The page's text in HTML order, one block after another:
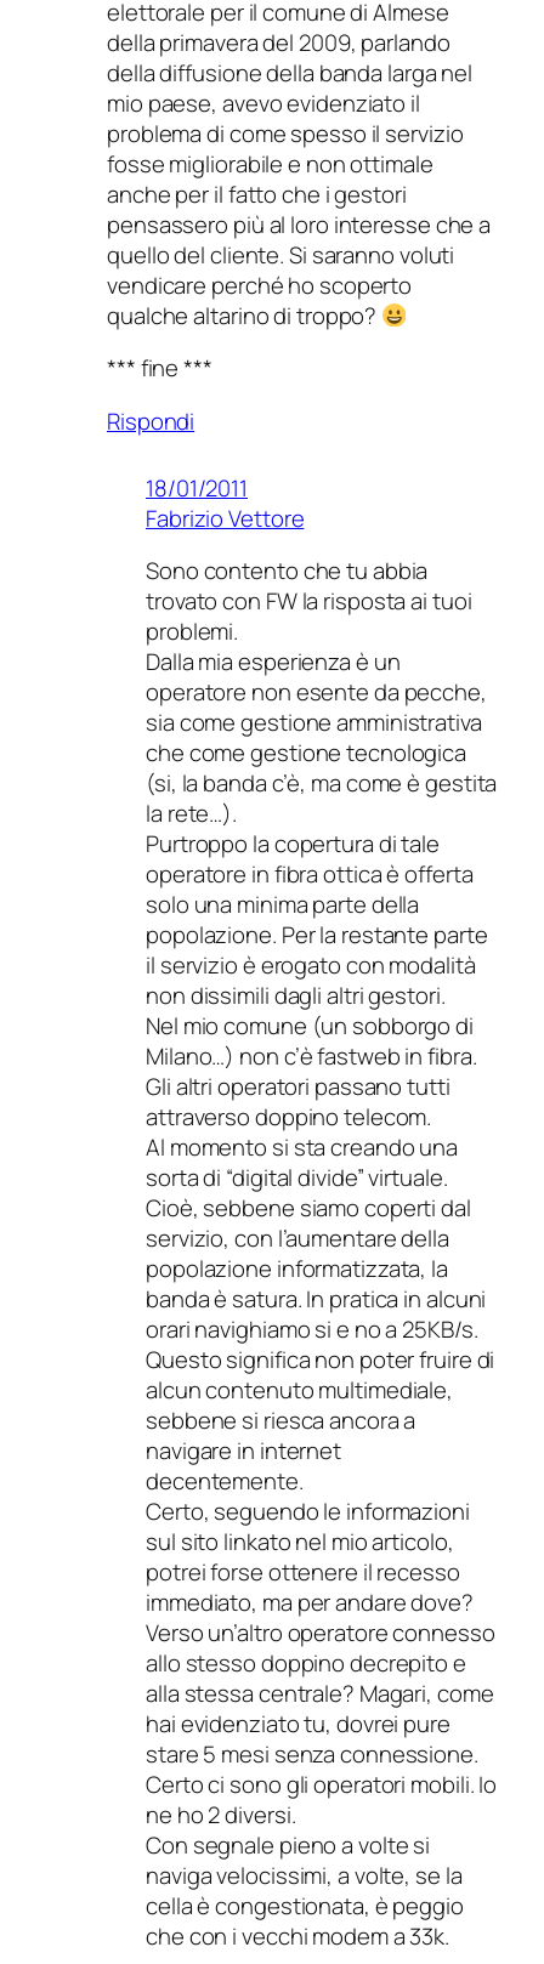
elettorale per il comune di Almese
della primavera del 2009, parlando
della diffusione della banda larga nel
mio paese, avevo evidenziato il
problema di come spesso il servizio
fosse migliorabile e non ottimale
anche per il fatto che i gestori
pensassero più al loro interesse che a
quello del cliente. Si saranno voluti
vendicare perché ho scoperto
qualche altarino di troppo?
*** fine ***
Rispondi
18/01/2011
Fabrizio Vettore
Sono contento che tu abbia
trovato con FW la risposta ai tuoi
problemi.
Dalla mia esperienza è un
operatore non esente da pecche,
sia come gestione amministrativa
che come gestione tecnologica
(si, la banda c’è, ma come è gestita
la rete…).
Purtroppo la copertura di tale
operatore in fibra ottica è offerta
solo una minima parte della
popolazione. Per la restante parte
il servizio è erogato con modalità
non dissimili dagli altri gestori.
Nel mio comune (un sobborgo di
Milano…) non c’è fastweb in fibra.
Gli altri operatori passano tutti
attraverso doppino telecom.
Al momento si sta creando una
sorta di “digital divide” virtuale.
Cioè, sebbene siamo coperti dal
servizio, con l’aumentare della
popolazione informatizzata, la
banda è satura. In pratica in alcuni
orari navighiamo si e no a 25KB/s.
Questo significa non poter fruire di
alcun contenuto multimediale,
sebbene si riesca ancora a
navigare in internet
decentemente.
Certo, seguendo le informazioni
sul sito linkato nel mio articolo,
potrei forse ottenere il recesso
immediato, ma per andare dove?
Verso un’altro operatore connesso
allo stesso doppino decrepito e
alla stessa centrale? Magari, come
hai evidenziato tu, dovrei pure
stare 5 mesi senza connessione.
Certo ci sono gli operatori mobili. Io
ne ho 2 diversi.
Con segnale pieno a volte si
naviga velocissimi, a volte, se la
cella è congestionata, è peggio
che con i vecchi modem a 33k.